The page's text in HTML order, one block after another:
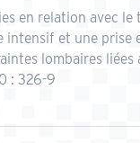
en relation avec le
et une prise
lombaires liées
: 326-9